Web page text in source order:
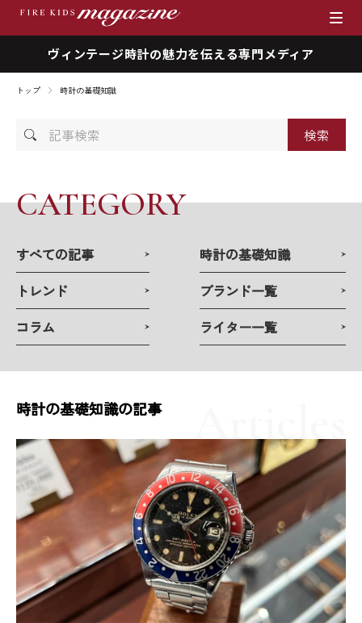
ヴィンテージ時計の魅力を伝える専門メディア
ブランド
時計を売りたい方へ
ファイアーキッズマガジン
採用情報
トップ 時計の基礎知識
記
CATEGORY
すべての記事
トレンド
コラム
時計の基礎知識
ブランド一覧
ライター一覧
時計の基礎知識の記事